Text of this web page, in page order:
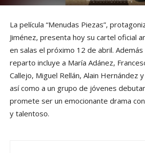
La película “Menudas Piezas”,
Jiménez, presenta hoy su cartel oficial
en salas el próximo 12 de abril. Además
reparto incluye a María Adánez,
Callejo, Miguel Rellán, Alain Hernández
así como a un grupo de jóvenes
promete ser un emocionante drama
y talentoso.